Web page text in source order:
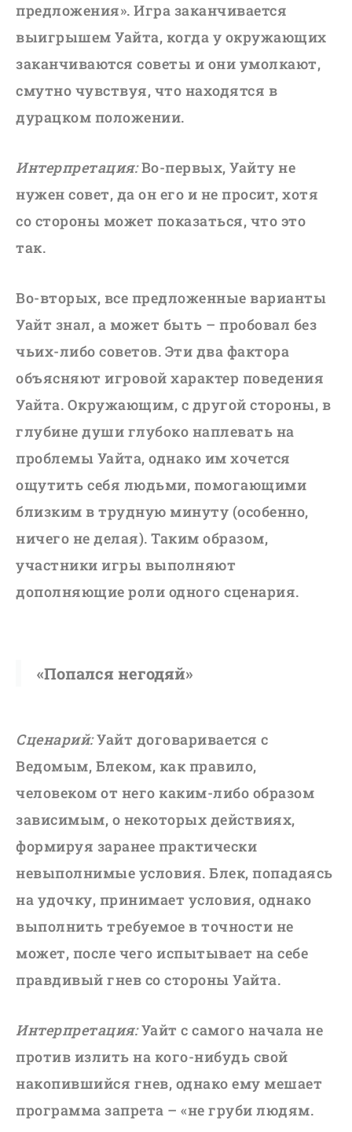
предложения». Игра заканчивается
выигрышем Уайта, когда у окружающих
заканчиваются советы и они умолкают,
смутно чувствуя, что находятся в
дурацком положении.
Интерпретация:Во-первых, Уайту не
нужен совет, да он его и не просит, хотя
со стороны может показаться, что это
так.
Во-вторых, все предложенные варианты
Уайт знал, а может быть – пробовал без
чьих-либо советов. Эти два фактора
объясняют игровой характер поведения
Уайта. Окружающим, с другой стороны, в
глубине души глубоко наплевать на
проблемы Уайта, однако им хочется
ощутить себя людьми, помогающими
близким в трудную минуту (особенно,
ничего не делая). Таким образом,
участники игры выполняют
дополняющие роли одного сценария.
«Попался негодяй»
Сценарий:Уайт договаривается с
Ведомым, Блеком, как правило,
человеком от него каким-либо образом
зависимым, о некоторых действиях,
формируя заранее практически
невыполнимые условия. Блек, попадаясь
на удочку, принимает условия, однако
выполнить требуемое в точности не
может, после чего испытывает на себе
правдивый гнев со стороны Уайта.
Интерпретация:Уайт с самого начала не
против излить на кого-нибудь свой
накопившийся гнев, однако ему мешает
программа запрета – «не груби людям.